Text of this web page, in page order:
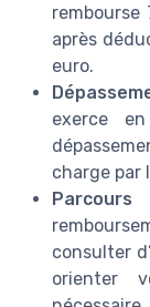
rembourse
après
euro.
exerce
charge par
consulter
orienter